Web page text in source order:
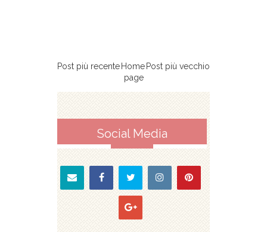
Post più recente Post più vecchio
Home
page
Social Media